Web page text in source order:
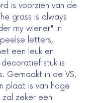
is voorzien van de
grass is always
my wiener" in
letters,
een leuk en
decoratief stuk is
Gemaakt in de VS,
plaat is van hoge
zal zeker een